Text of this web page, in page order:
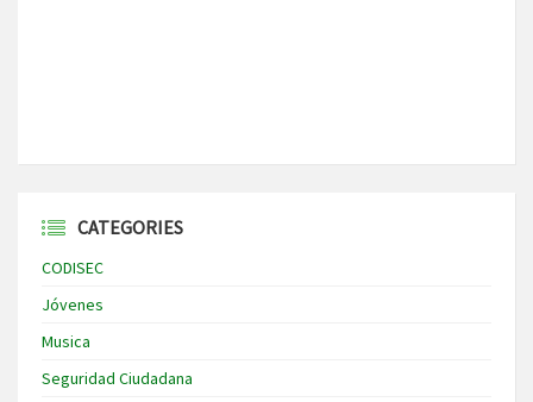
CATEGORIES
CODISEC
Jóvenes
Musica
Seguridad Ciudadana